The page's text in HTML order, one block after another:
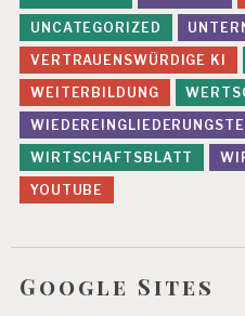
B
IL
IS
IE
R
U
N
G
G
S
N
UNCATEGORIZED
VERTRAUENSWÜRDIGE KI
WEITERBILDUNG
WIRTSCHAFTSBLATT
YOUTUBE
Google Sites